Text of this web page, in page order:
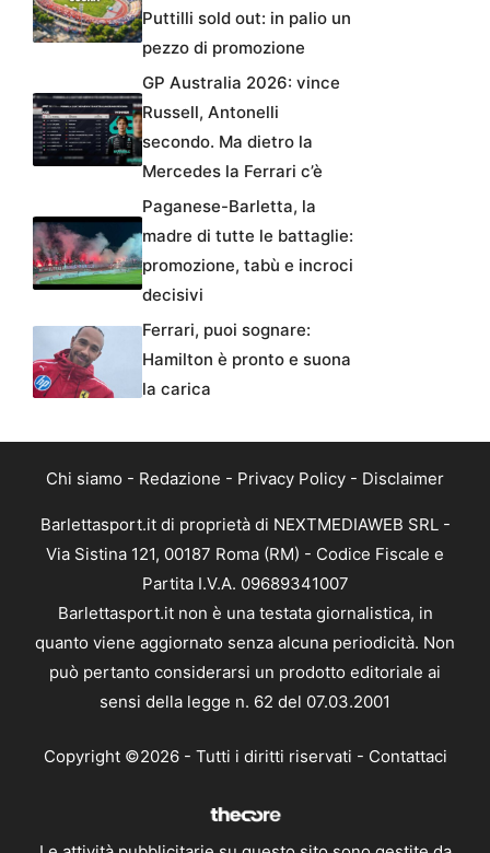
Puttilli sold out: in palio un
pezzo di promozione
GP Australia 2026: vince
Russell, Antonelli
secondo. Ma dietro la
Mercedes la Ferrari c’è
Paganese-Barletta, la
madre di tutte le battaglie:
promozione, tabù e incroci
decisivi
Ferrari, puoi sognare:
Hamilton è pronto e suona
la carica
Chi siamo - Redazione - Privacy Policy - Disclaimer
Barlettasport.it di proprietà di NEXTMEDIAWEB SRL -
Via Sistina 121, 00187 Roma (RM) - Codice Fiscale e
Partita I.V.A. 09689341007
Barlettasport.it non è una testata giornalistica, in
quanto viene aggiornato senza alcuna periodicità. Non
può pertanto considerarsi un prodotto editoriale ai
sensi della legge n. 62 del 07.03.2001
Copyright ©2026 - Tutti i diritti riservati - Contattaci